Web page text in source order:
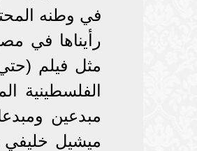
في وطنه
رأيناها في
مثل فيلم
الفلسطينية
مبدعين
ميشيل خليفي